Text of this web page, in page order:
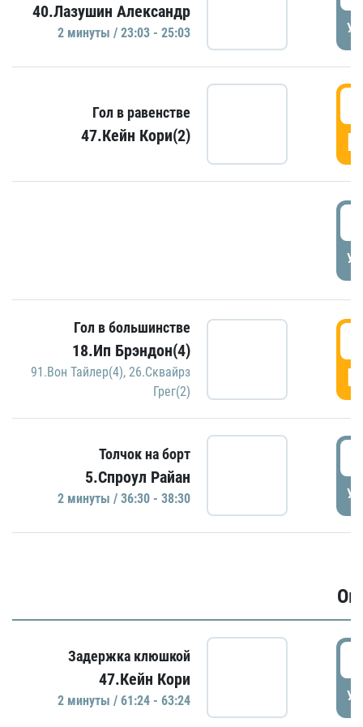
40.Лазушин Александр
2 минуты / 23:03 - 25:03
Гол в равенстве
47.Кейн Кори(2)
Гол в большинстве
18.Ип Брэндон(4)
91.Вон Тайлер(4), 26.Сквайрз
Грег(2)
Толчок на борт
5.Спроул Райан
2 минуты / 36:30 - 38:30
Задержка клюшкой
47.Кейн Кори
2 минуты / 61:24 - 63:24